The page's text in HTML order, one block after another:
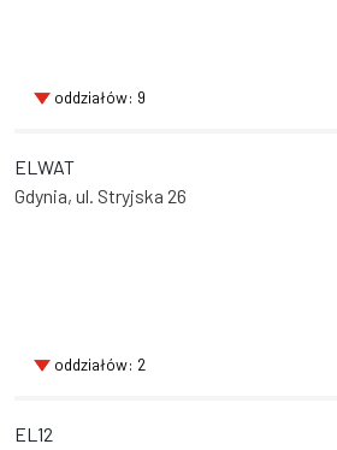
oddziałów: 9
ELWAT
Gdynia, ul. Stryjska 26
oddziałów: 2
EL12